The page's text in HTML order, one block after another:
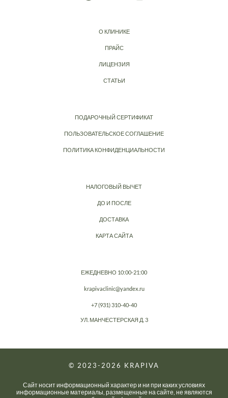
О КЛИНИКЕ
ПРАЙС
ЛИЦЕНЗИЯ
СТАТЬИ
ПОДАРОЧНЫЙ СЕРТИФИКАТ
ПОЛЬЗОВАТЕЛЬСКОЕ СОГЛАШЕНИЕ
ПОЛИТИКА КОНФИДЕНЦИАЛЬНОСТИ
НАЛОГОВЫЙ ВЫЧЕТ
ДО И ПОСЛЕ
ДОСТАВКА
КАРТА САЙТА
ЕЖЕДНЕВНО 10:00-21:00
krapivaclinic@yandex.ru
+7 (931) 310-40-40
УЛ. МАНЧЕСТЕРСКАЯ Д. 3
© 2023-2026 KRAPIVA
Сайт носит информационный характер и ни при каких условиях
информационные материалы, размещенные на сайте, не являются